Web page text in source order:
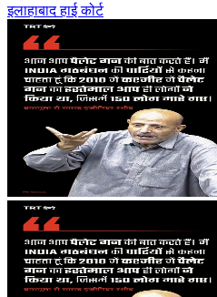
इलाहाबाद हाई कोर्ट